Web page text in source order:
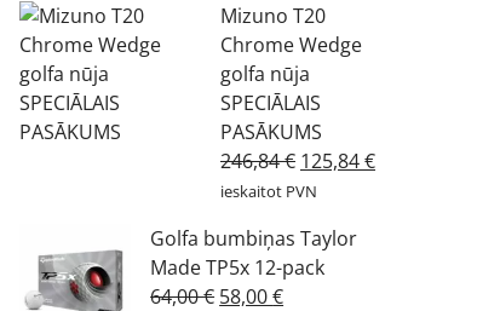
Mizuno T20
Chrome Wedge
golfa nūja
SPECIĀLAIS
PASĀKUMS
246,84€ Original
price
246,84 €.
125,84€Current
ieskaitot PVN
Golfa bumbiņas Taylor
Made TP5x 12-pack
64,00€ Original
58,00€Current